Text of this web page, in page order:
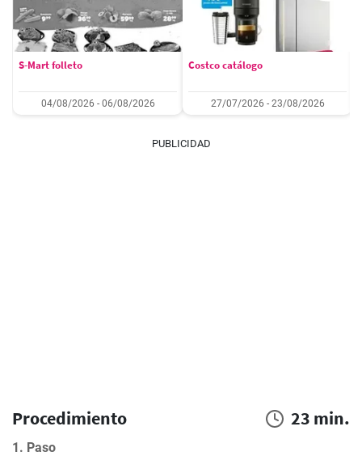
S-Mart folleto
04/08/2026 - 06/08/2026
Costco catálogo
27/07/2026 - 23/08/2026
PUBLICIDAD
Procedimiento 23 min.
1. Paso